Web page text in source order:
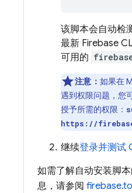
该脚本会自动检
最新 Firebase
可用的
注意： 如果在
遇到权限问题，您
授予所需的权限：
https://
继续登录并测试
如需了解自动安装脚
息，请参阅